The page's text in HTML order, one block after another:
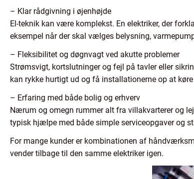
– Klar rådgivning i øjenhøjde
El-teknik kan være komplekst. En elektriker, der
eksempel når der skal vælges belysning,
– Fleksibilitet og døgnvagt ved akutte problemer
Strømsvigt, kortslutninger og fejl på tavler eller
kan rykke hurtigt ud og få installationerne op at
– Erfaring med både bolig og erhverv
Nærum og omegn rummer alt fra villakvarterer og
typisk hjælpe med både simple serviceopgaver og
For mange kunder er kombinationen af
vender tilbage til den samme elektriker igen.